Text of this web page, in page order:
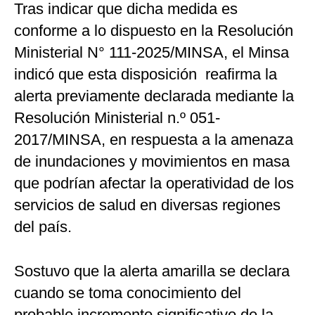
Tras indicar que dicha medida es
conforme a lo dispuesto en la Resolución
Ministerial N° 111-2025/MINSA, el Minsa
indicó que esta disposición reafirma la
alerta previamente declarada mediante la
Resolución Ministerial n.º 051-
2017/MINSA, en respuesta a la amenaza
de inundaciones y movimientos en masa
que podrían afectar la operatividad de los
servicios de salud en diversas regiones
del país.
Sostuvo que la alerta amarilla se declara
cuando se toma conocimiento del